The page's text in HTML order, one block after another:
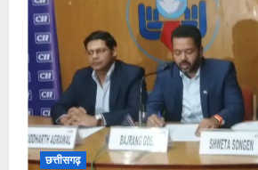
छत्तीसगढ़